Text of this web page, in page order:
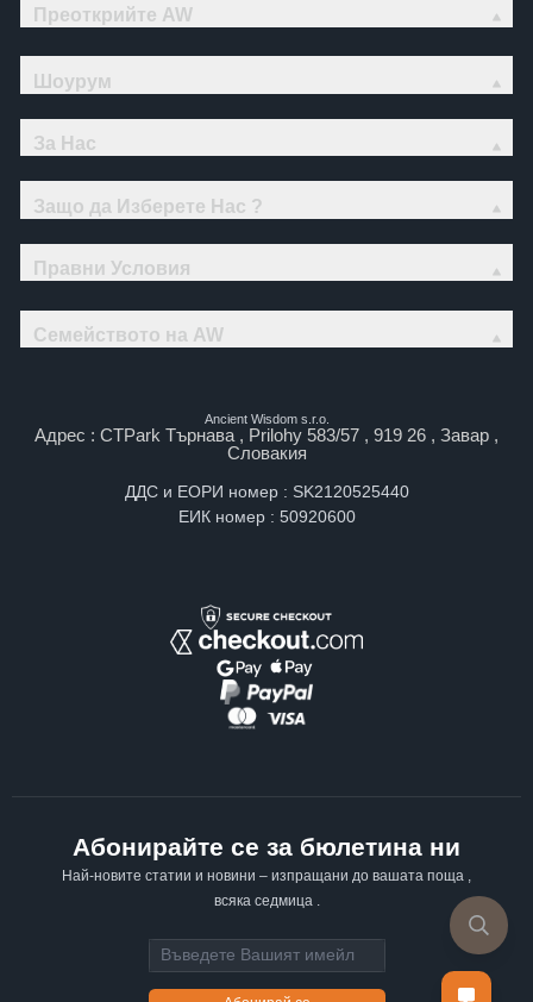
Преоткрийте AW
Шоурум
За Нас
Защо да Изберете Нас ?
Правни Условия
Семейството на AW
Ancient Wisdom s.r.o.
Адрес : CTPark Търнава , Prilohy 583/57 , 919 26 , Завар ,
Словакия
ДДС и ЕОРИ номер : SK2120525440
ЕИК номер : 50920600
Абонирайте се за бюлетина ни
Най-новите статии и новини – изпращани до вашата поща ,
всяка седмица .
Email address